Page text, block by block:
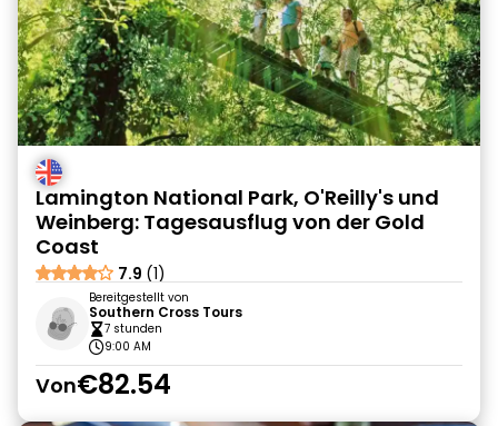
Lamington National Park, O'Reilly's und
Weinberg: Tagesausflug von der Gold
Coast
7.9 (1)
Bereitgestellt von
Southern Cross Tours
7 stunden
9:00 AM
Von€82.54